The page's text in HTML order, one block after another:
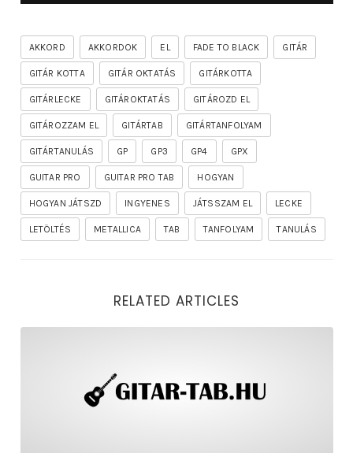
AKKORD AKKORDOK EL FADE TO BLACK GITÁR
GITÁR KOTTA GITÁR OKTATÁS GITÁRKOTTA
GITÁRLECKE GITÁROKTATÁS GITÁROZD EL
GITÁROZZAM EL GITÁRTAB GITÁRTANFOLYAM
GITÁRTANULÁS GP GP3 GP4 GPX
GUITAR PRO GUITAR PRO TAB HOGYAN
HOGYAN JÁTSZD INGYENES JÁTSSZAM EL LECKE
LETÖLTÉS METALLICA TAB TANFOLYAM TANULÁS
RELATED ARTICLES